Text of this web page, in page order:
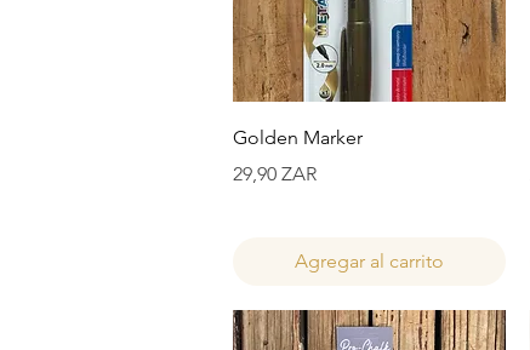
Vista rápida
Golden Marker
Precio
29,90 ZAR
Agregar al carrito